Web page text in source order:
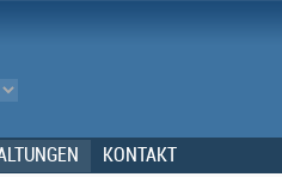
KONTAKT